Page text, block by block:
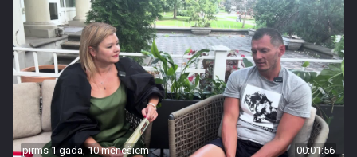
pirms 1 gada, 10 mēnešiem 00:01:56